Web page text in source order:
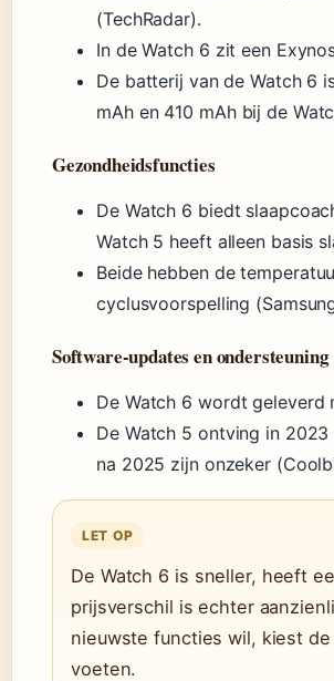
(TechRadar).
In de Watch 6 zit een
De batterij van de Watch 6
mAh en 410 mAh bij de
Gezondheidsfuncties
De Watch 6 biedt
Watch 5 heeft alleen basis
Beide hebben de
cyclusvoorspelling
Software-updates en ondersteuning
De Watch 6 wordt geleverd
De Watch 5 ontving in
na 2025 zijn onzeker
LET OP
De Watch 6 is sneller, heeft
prijsverschil is echter
nieuwste functies wil, kiest
voeten.